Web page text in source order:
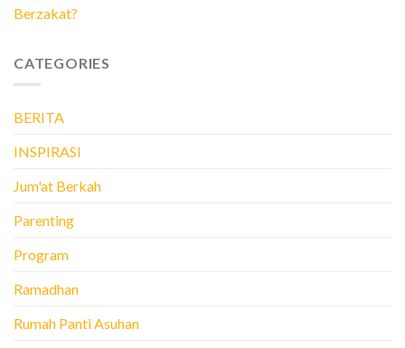
Berzakat?
CATEGORIES
BERITA
INSPIRASI
Jum'at Berkah
Parenting
Program
Ramadhan
Rumah Panti Asuhan